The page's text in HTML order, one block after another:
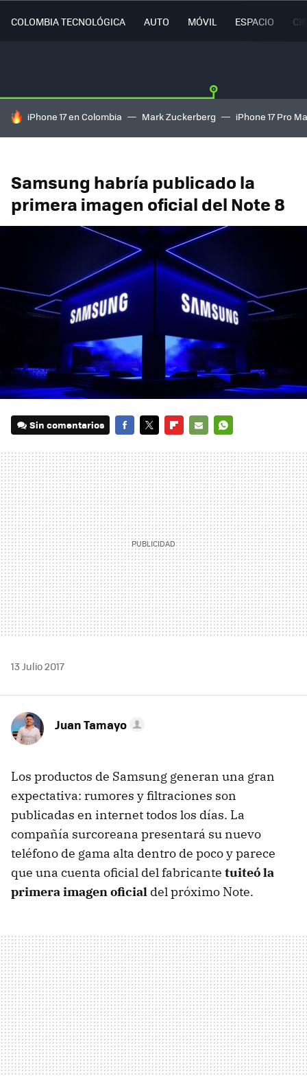
COLOMBIA TECNOLÓGICA AUTO MÓVIL ESPACIO
HOY SE HABLA DE
iPhone 17 en Colombia Mark Zuckerberg iPhone 17 Pro
Samsung habría publicado la
primera imagen oficial del Note 8
Sin comentarios
MAIL
13 Julio 2017
Juan Tamayo
Los productos de Samsung generan una gran
expectativa: rumores y filtraciones son
publicadas en internet todos los días. La
compañía surcoreana presentará su nuevo
teléfono de gama alta dentro de poco y parece
que una cuenta oficial del fabricante tuiteó la
primera imagen oficial del próximo Note.